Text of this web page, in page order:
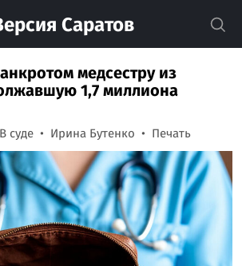
Саратов
медсестру из
1,7 миллиона
В суде Ирина Бутенко Печать